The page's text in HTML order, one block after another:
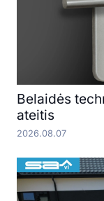
Belaidės
ateitis
2026.08.07